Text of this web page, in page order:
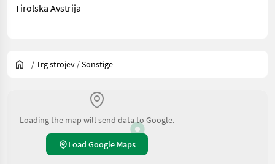
Tirolska Avstrija
/Trg strojev /Sonstige
Loading the map will send data to Google.
Load Google Maps